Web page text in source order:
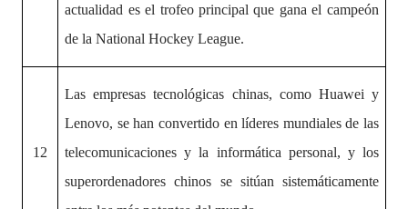
actualidad es el trofeo principal que gana el campeón
de la National Hockey League.
12
Las empresas tecnológicas chinas, como Huawei y
Lenovo, se han convertido en líderes mundiales de las
telecomunicaciones y la informática personal, y los
superordenadores chinos se sitúan sistemáticamente